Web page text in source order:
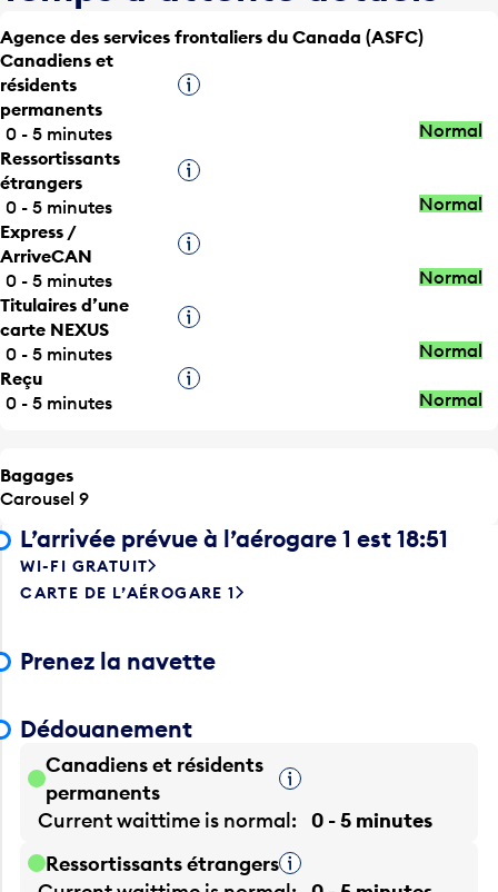
Agence des services frontaliers du Canada (ASFC)
Canadiens et
résidents
permanents
0 - 5 minutes
Ressortissants
étrangers
0 - 5 minutes
Express /
ArriveCAN
0 - 5 minutes
Titulaires d’une
carte NEXUS
0 - 5 minutes
Reçu
0 - 5 minutes
Carousel 9
L’arrivée prévue à l’aérogare 1 est 18:51
WI-FI GRATUIT
CARTE DE L’AÉROGARE 1
Canadiens et résidents
permanents
Current waittime is
normal
Current waittime isnormal